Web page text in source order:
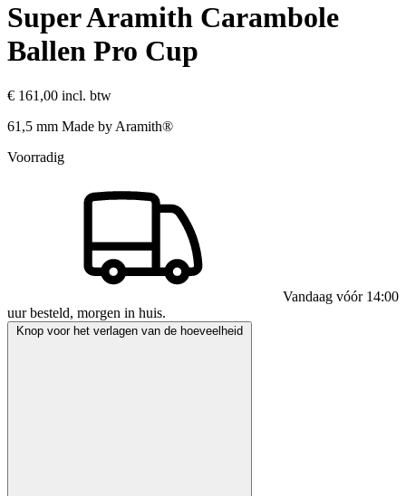
Super Aramith Carambole
Ballen Pro Cup
€ 161,00 incl. btw
61,5 mm Made by Aramith®
Voorradig
Vandaag vóór 14:00
uur besteld, morgen in huis.
Knop voor het verlagen van de hoeveelheid